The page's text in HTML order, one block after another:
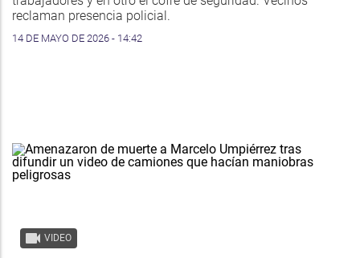
reclaman presencia policial.
14 DE MAYO DE 2026 - 14:42
VIDEO